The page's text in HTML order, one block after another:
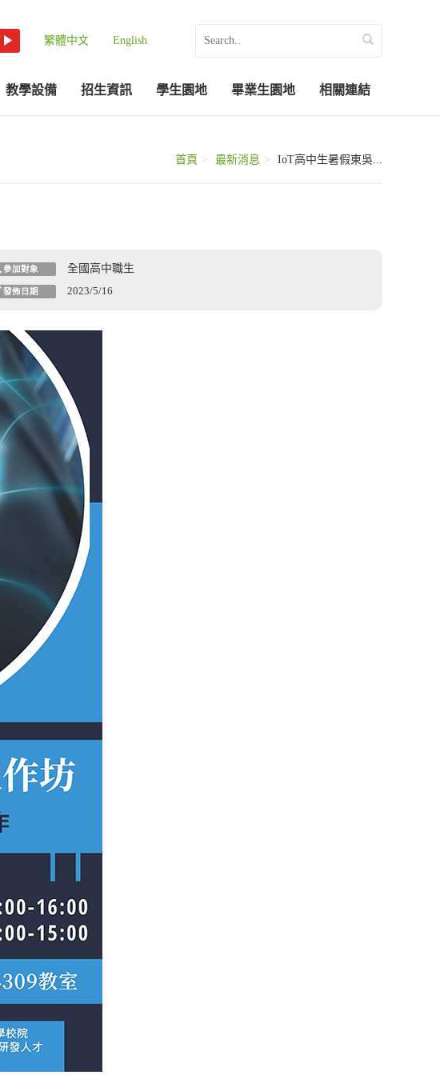
繁體中文 English
教學設備 招生資訊 學生園地 畢業生園地 相關連結
首頁 最新消息 IoT高中生暑假東吳...
參加對象 全國高中職生
發佈日期 2023/5/16